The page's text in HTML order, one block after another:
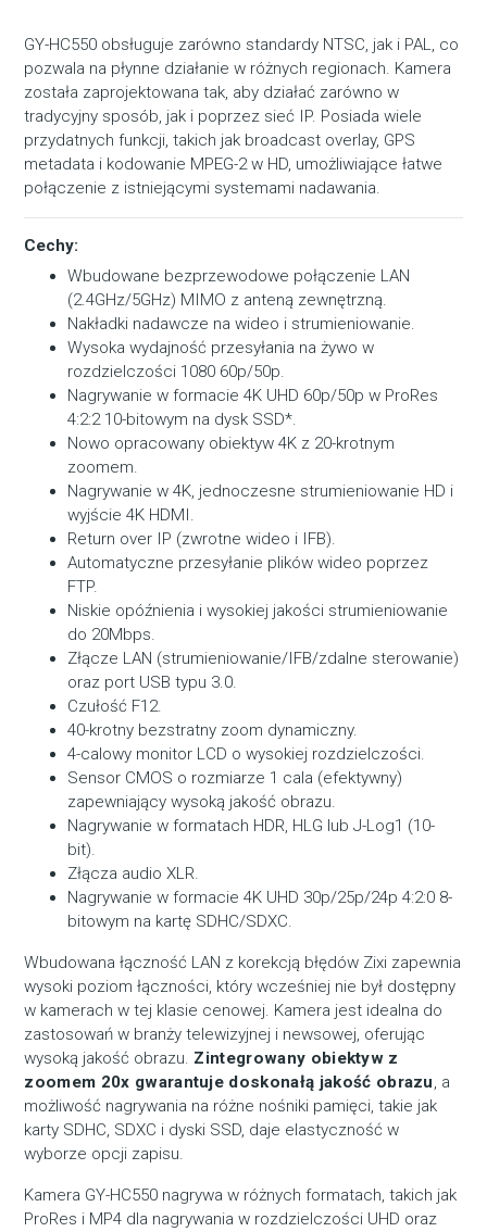
GY-HC550 obsługuje zarówno standardy NTSC, jak i PAL, co
pozwala na płynne działanie w różnych regionach. Kamera
została zaprojektowana tak, aby działać zarówno w
tradycyjny sposób, jak i poprzez sieć IP. Posiada wiele
przydatnych funkcji, takich jak broadcast overlay, GPS
metadata i kodowanie MPEG-2 w HD, umożliwiające łatwe
połączenie z istniejącymi systemami nadawania.
Cechy:
Wbudowane bezprzewodowe połączenie LAN
(2.4GHz/5GHz) MIMO z anteną zewnętrzną.
Nakładki nadawcze na wideo i strumieniowanie.
Wysoka wydajność przesyłania na żywo w
rozdzielczości 1080 60p/50p.
Nagrywanie w formacie 4K UHD 60p/50p w ProRes
4:2:2 10-bitowym na dysk SSD*.
Nowo opracowany obiektyw 4K z 20-krotnym
zoomem.
Nagrywanie w 4K, jednoczesne strumieniowanie HD i
wyjście 4K HDMI.
Return over IP (zwrotne wideo i IFB).
Automatyczne przesyłanie plików wideo poprzez
FTP.
Niskie opóźnienia i wysokiej jakości strumieniowanie
do 20Mbps.
Złącze LAN (strumieniowanie/IFB/zdalne sterowanie)
oraz port USB typu 3.0.
Czułość F12.
40-krotny bezstratny zoom dynamiczny.
4-calowy monitor LCD o wysokiej rozdzielczości.
Sensor CMOS o rozmiarze 1 cala (efektywny)
zapewniający wysoką jakość obrazu.
Nagrywanie w formatach HDR, HLG lub J-Log1 (10-
bit).
Złącza audio XLR.
Nagrywanie w formacie 4K UHD 30p/25p/24p 4:2:0 8-
bitowym na kartę SDHC/SDXC.
Wbudowana łączność LAN z korekcją błędów Zixi zapewnia
wysoki poziom łączności, który wcześniej nie był dostępny
w kamerach w tej klasie cenowej. Kamera jest idealna do
zastosowań w branży telewizyjnej i newsowej, oferując
wysoką jakość obrazu. Zintegrowany obiektyw z
zoomem 20x gwarantuje doskonałą jakość obrazu, a
możliwość nagrywania na różne nośniki pamięci, takie jak
karty SDHC, SDXC i dyski SSD, daje elastyczność w
wyborze opcji zapisu.
Kamera GY-HC550 nagrywa w różnych formatach, takich jak
ProRes i MP4 dla nagrywania w rozdzielczości UHD oraz